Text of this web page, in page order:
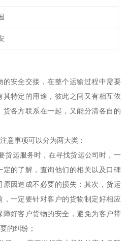
安全交接，在整个运输过程中需要
特定的用途，彼此之间又有相互依
各方联系在一起，又能分清各自的
意事项可以分为两大类：
货运服务时，在寻找货运公司时，一
的了解，查询他们的相关以及口碑
因造成不必要的损失；其次，货运
一定要针对客户的货物制定好相应
好客户货物的安全，避免为客户带
的纠纷；